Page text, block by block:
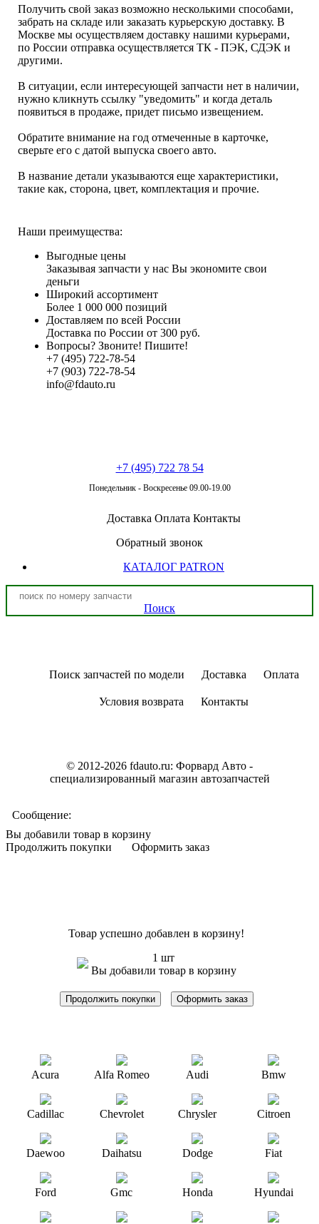
Получить свой заказ возможно несколькими способами,
забрать на складе или заказать курьерскую доставку. В
Москве мы осуществляем доставку нашими курьерами,
по России отправка осуществляется ТК - ПЭК, СДЭК и
другими.
В ситуации, если интересующей запчасти нет в наличии,
нужно кликнуть ссылку "уведомить" и когда деталь
появиться в продаже, придет письмо извещением.
Обратите внимание на год отмеченные в карточке,
сверьте его с датой выпуска своего авто.
В название детали указываются еще характеристики,
такие как, сторона, цвет, комплектация и прочие.
Наши преимущества:
Выгодные цены
Заказывая запчасти у нас Вы экономите свои
деньги
Широкий ассортимент
Более 1 000 000 позиций
Доставляем по всей России
Доставка по России от 300 руб.
Вопросы? Звоните! Пишите!
+7 (495) 722-78-54
+7 (903) 722-78-54
info@fdauto.ru
+7 (495) 722 78 54
Понедельник - Воскресенье 09.00-19.00
Доставка Оплата Контакты
Обратный звонок
КАТАЛОГ PATRON
Поиск
Поиск запчастей по модели Доставка Оплата
Условия возврата Контакты
© 2012-2026 fdauto.ru: Форвард Авто -
специализированный магазин автозапчастей
Сообщение:
Вы добавили товар в корзину
Продолжить покупки
Оформить заказ
Товар успешно добавлен в корзину!
1 шт
Вы добавили товар в корзину
Продолжить покупки Оформить заказ
Acura Alfa Romeo Audi Bmw
Cadillac Chevrolet Chrysler Citroen
Daewoo Daihatsu Dodge Fiat
Ford Gmc Honda Hyundai